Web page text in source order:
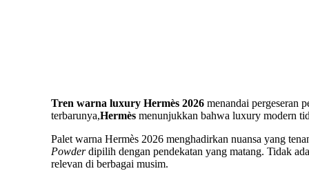
Tren warna luxury Hermès 2026 menandai pergeseran
terbarunya,Hermès menunjukkan bahwa luxury modern
Palet warna Hermès 2026 menghadirkan nuansa yang
Powderdipilih dengan pendekatan yang matang. Tidak
relevan di berbagai musim.